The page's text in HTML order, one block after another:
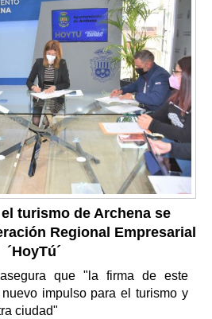
turismo de Archena se
Regional Empresarial
´HoyTú´
que "la firma de este
impulso para el turismo y
ciudad"